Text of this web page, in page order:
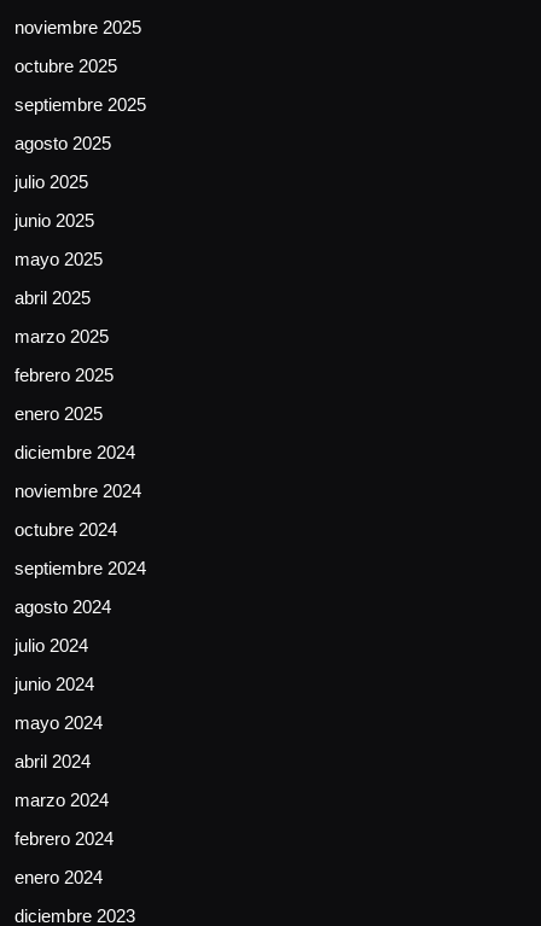
noviembre 2025
octubre 2025
septiembre 2025
agosto 2025
julio 2025
junio 2025
mayo 2025
abril 2025
marzo 2025
febrero 2025
enero 2025
diciembre 2024
noviembre 2024
octubre 2024
septiembre 2024
agosto 2024
julio 2024
junio 2024
mayo 2024
abril 2024
marzo 2024
febrero 2024
enero 2024
diciembre 2023